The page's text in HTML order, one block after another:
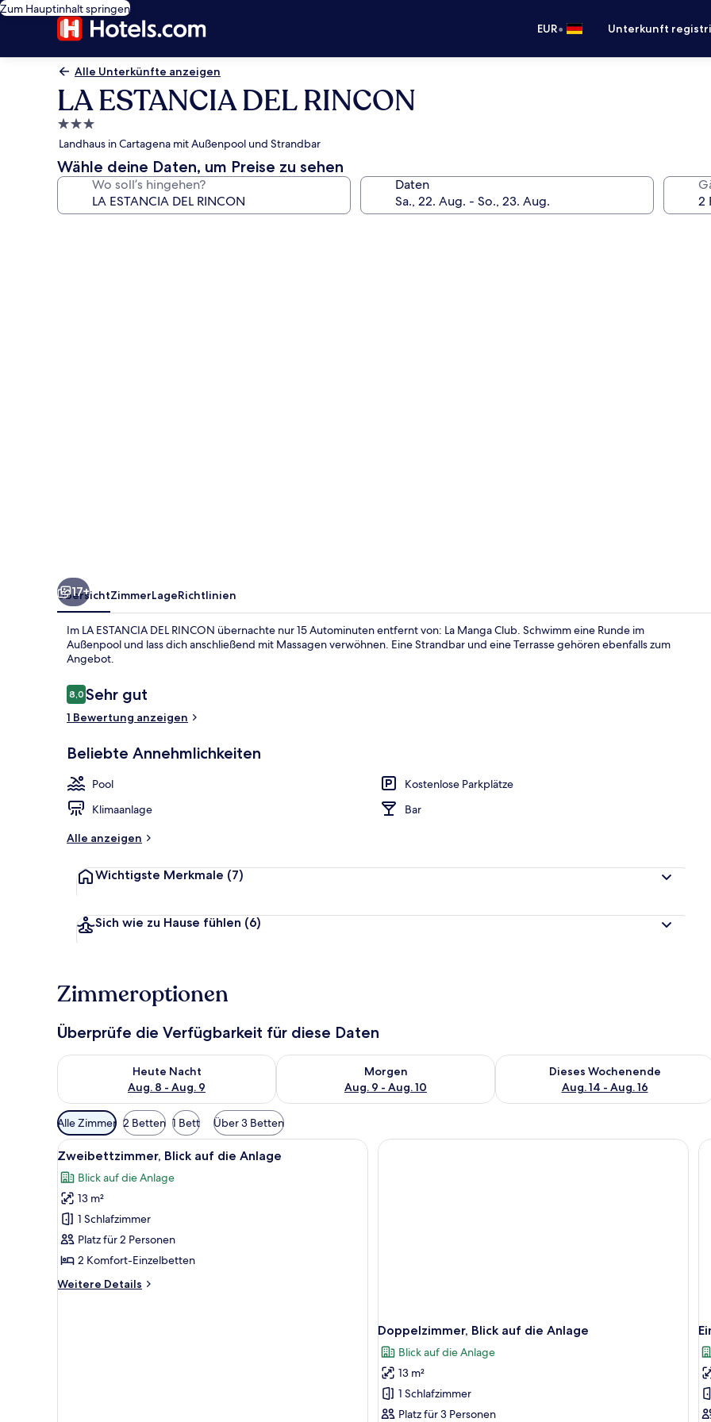
Zum Hauptinhalt springen
EUR• Unterkunft
Alle Unterkünfte anzeigen
LA ESTANCIA DEL RINCON
3.0-
Sterne-
Unterkunft
Landhaus in Cartagena mit Außenpool und Strandbar
Wähle deine Daten, um Preise zu sehen
Wo soll’s hingehen? Daten
17+
ÜbersichtZimmerLageRichtlinien
Im LA ESTANCIA DEL RINCON übernachte nur 15 Autominuten entfernt von: La Manga Club. Schwimm eine Runde im
Außenpool und lass dich anschließend mit Massagen verwöhnen. Eine Strandbar und eine Terrasse gehören ebenfalls zum
Angebot.
Bewertungen
8,08,0 von 10.
Sehr gut
1 Bewertung anzeigen
Beliebte Annehmlichkeiten
Pool
Kostenlose Parkplätze
Klimaanlage
Bar
Alle anzeigen
Wichtigste Merkmale (7)
Sich wie zu Hause fühlen (6)
Zimmeroptionen
Überprüfe die Verfügbarkeit für diese Daten
Heute Nacht
Aug. 8 - Aug. 9
Überprüfe die Verfügbarkeit für heute Nacht, Aug. 8 - Aug. 9.
Morgen
Aug. 9 - Aug. 10
Überprüfe die Verfügbarkeit für morgen, Aug. 9 - Aug. 10.
Dieses Wochenende
Aug. 14 - Aug. 16
Überprüfe die Verfügbarkeit für
Verfügbare
Filter
für
Zimmer
Alle Zimmer 2 Betten 1 Bett Über 3 Betten
Alle
Fotos
für
Zweibettzimmer,
Blick
auf
die
anzeigen
Ein ordentlich bezogenes Bett mit Blumenmuster, ein Holzkopfstück und ein Nachttisch mit Lampe.
3
Zweibettzimmer, Blick auf die Anlage
Blick auf die Anlage
13 m²
1 Schlafzimmer
Platz für 2 Personen
2 Komfort-Einzelbetten
Weitere Details
Weitere
Doppelzimmer, Blick auf die Anlage
Blick auf die Anlage
13 m²
1 Schlafzimmer
Platz für 3 Personen